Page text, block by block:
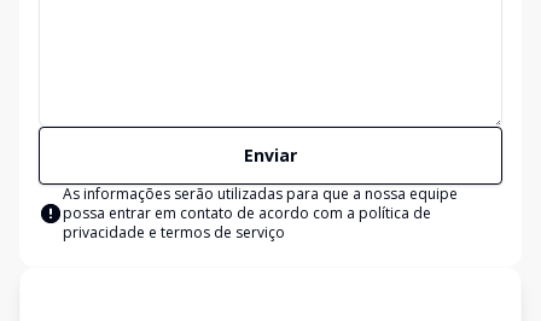
Enviar
As informações serão utilizadas para que a nossa equipe
possa entrar em contato de acordo com a política de
privacidade e termos de serviço